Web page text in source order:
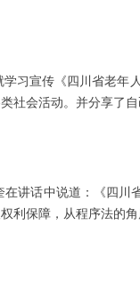
习宣传《四川省老年
社会活动。并分享了
在讲话中说道：《四
利保障，从程序法的